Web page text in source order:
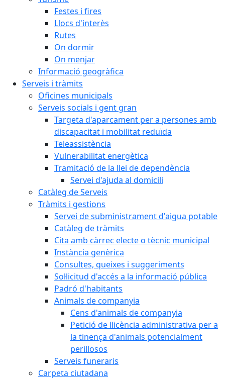
Festes i fires
Llocs d'interès
Rutes
On dormir
On menjar
Informació geogràfica
Serveis i tràmits
Oficines municipals
Serveis socials i gent gran
Targeta d'aparcament per a persones amb
discapacitat i mobilitat reduïda
Teleassistència
Vulnerabilitat energètica
Tramitació de la llei de dependència
Servei d'ajuda al domicili
Catàleg de Serveis
Tràmits i gestions
Servei de subministrament d'aigua potable
Catàleg de tràmits
Cita amb càrrec electe o tècnic municipal
Instància genèrica
Consultes, queixes i suggeriments
Sol·licitud d'accés a la informació pública
Padró d'habitants
Animals de companyia
Cens d'animals de companyia
Petició de llicència administrativa per a
la tinença d'animals potencialment
perillosos
Serveis funeraris
Carpeta ciutadana